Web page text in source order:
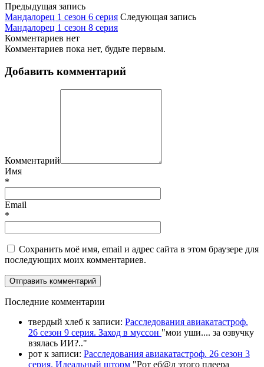
Предыдущая запись
Мандалорец 1 сезон 6 серия Следующая запись
Мандалорец 1 сезон 8 серия
Комментариев нет
Комментариев пока нет, будьте первым.
Добавить комментарий
Комментарий
Имя
*
Email
*
Сохранить моё имя, email и адрес сайта в этом браузере для
последующих моих комментариев.
Последние комментарии
твердый хлеб к записи: Расследования авиакатастроф.
26 сезон 9 серия. Заход в муссон "мои уши.... за озвучку
взялась ИИ?.."
рот к записи: Расследования авиакатастроф. 26 сезон 3
серия. Идеальный шторм "Рот еб@л этого плеера